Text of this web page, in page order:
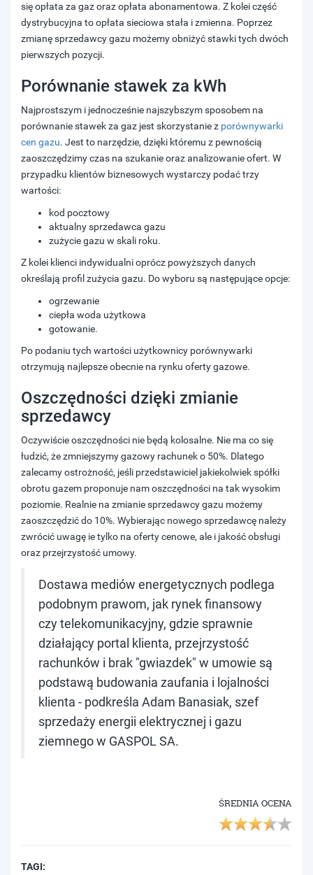
się opłata za gaz oraz opłata abonamentowa. Z kolei część
dystrybucyjna to opłata sieciowa stała i zmienna. Poprzez
zmianę sprzedawcy gazu możemy obniżyć stawki tych dwóch
pierwszych pozycji.
Porównanie stawek za kWh
Najprostszym i jednocześnie najszybszym sposobem na
porównanie stawek za gaz jest skorzystanie z porównywarki
cen gazu. Jest to narzędzie, dzięki któremu z pewnością
zaoszczędzimy czas na szukanie oraz analizowanie ofert. W
przypadku klientów biznesowych wystarczy podać trzy
wartości:
kod pocztowy
aktualny sprzedawca gazu
zużycie gazu w skali roku.
Z kolei klienci indywidualni oprócz powyższych danych
określają profil zużycia gazu. Do wyboru są następujące opcje:
ogrzewanie
ciepła woda użytkowa
gotowanie.
Po podaniu tych wartości użytkownicy porównywarki
otrzymują najlepsze obecnie na rynku oferty gazowe.
Oszczędności dzięki zmianie
sprzedawcy
Oczywiście oszczędności nie będą kolosalne. Nie ma co się
łudzić, że zmniejszymy gazowy rachunek o 50%. Dlatego
zalecamy ostrożność, jeśli przedstawiciel jakiekolwiek spółki
obrotu gazem proponuje nam oszczędności na tak wysokim
poziomie. Realnie na zmianie sprzedawcy gazu możemy
zaoszczędzić do 10%. Wybierając nowego sprzedawcę należy
zwrócić uwagę ie tylko na oferty cenowe, ale i jakość obsługi
oraz przejrzystość umowy.
Dostawa mediów energetycznych podlega
podobnym prawom, jak rynek finansowy
czy telekomunikacyjny, gdzie sprawnie
działający portal klienta, przejrzystość
rachunków i brak "gwiazdek" w umowie są
podstawą budowania zaufania i lojalności
klienta - podkreśla Adam Banasiak, szef
sprzedaży energii elektrycznej i gazu
ziemnego w GASPOL SA.
ŚREDNIA OCENA
TAGI: